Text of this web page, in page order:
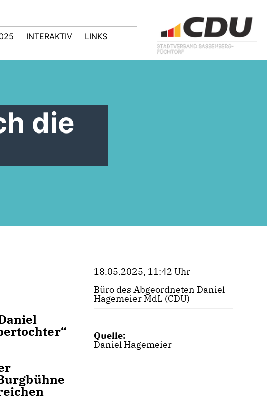
INTERAKTIV
LINKS
die
18.05.2025, 11:42 Uhr
Büro des Abgeordneten Daniel
Hagemeier MdL (CDU)
Quelle:
Daniel Hagemeier